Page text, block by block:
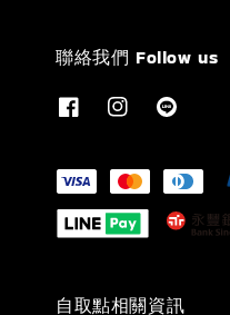
聯絡我們 Follow us
自取點相關資訊